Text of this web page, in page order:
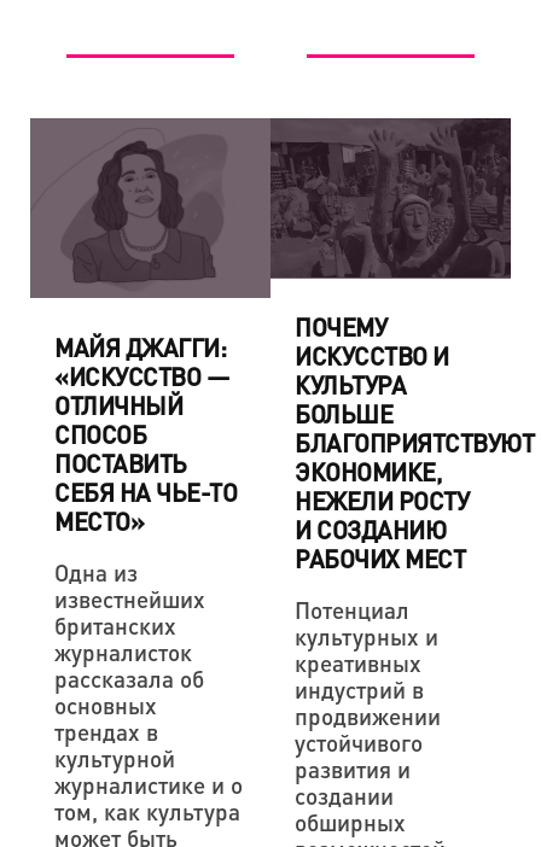
МАЙЯ ДЖАГГИ:
«ИСКУССТВО —
ОТЛИЧНЫЙ
СПОСОБ
ПОСТАВИТЬ
СЕБЯ НА ЧЬЕ-ТО
МЕСТО»
Одна из
известнейших
британских
журналисток
рассказала об
основных
трендах в
культурной
журналистике и о
том, как культура
может быть
ПОЧЕМУ
ИСКУССТВО И
КУЛЬТУРА
БОЛЬШЕ
БЛАГОПРИЯТСТВУЮТ
ЭКОНОМИКЕ,
НЕЖЕЛИ РОСТУ
И СОЗДАНИЮ
РАБОЧИХ МЕСТ
Потенциал
культурных и
креативных
индустрий в
продвижении
устойчивого
развития и
создании
обширных